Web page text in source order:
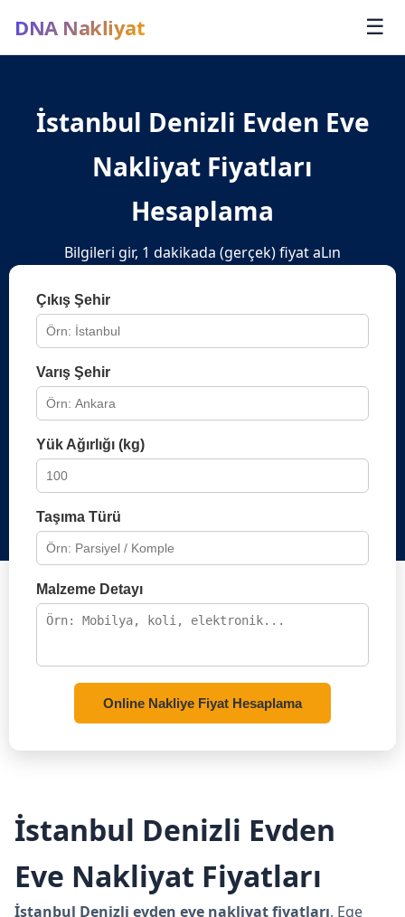
DNA Nakliyat ☰
İstanbul Denizli Evden Eve
Nakliyat Fiyatları
Hesaplama
Bilgileri gir, 1 dakikada (gerçek) fiyat aLın
Çıkış Şehir
Varış Şehir
Yük Ağırlığı (kg)
Taşıma Türü
Malzeme Detayı
Online Nakliye Fiyat Hesaplama
İstanbul Denizli Evden
Eve Nakliyat Fiyatları
İstanbul Denizli evden eve nakliyat fiyatları, Ege